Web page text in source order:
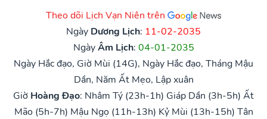
Theo dõi Lịch Vạn Niên trên
Ngày Dương Lịch: 11-02-2035
NgàyÂm Lịch: 04-01-2035
Ngày Hắc đạo, Giờ Mùi (14G), Ngày Hắc đạo, Tháng Mậu
Dần, Năm Ất Mẹo, Lập xuân
Giờ Hoàng Đạo: Nhâm Tý (23h-1h) Giáp Dần (3h-5h) Ất
Mão (5h-7h) Mậu Ngọ (11h-13h) Kỷ Mùi (13h-15h) Tân